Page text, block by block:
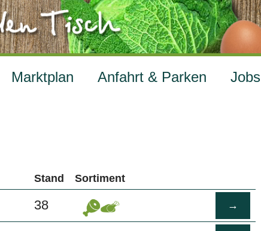
Marktplan Anfahrt & Parken Jobs
Stand Sortiment
38 →